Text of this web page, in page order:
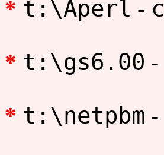
* t:\Aperl -
* t:\gs6.00 -
* t:\netpbm -